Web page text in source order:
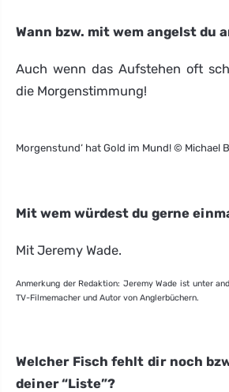
Wann bzw. mit wem angelst du
Auch wenn das Aufstehen oft
die Morgenstimmung!
Morgenstund‘ hat Gold im Mund! © Michael
Mit wem würdest du gerne
Mit Jeremy Wade.
Anmerkung der Redaktion: Jeremy Wade ist unter
TV-Filmemacher und Autor von Anglerbüchern.
Welcher Fisch fehlt dir noch
deiner “Liste”?